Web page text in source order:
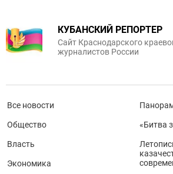
КУБАНСКИЙ РЕПОРТЕР
Сайт Краснодарского
журналистов России
Все новости
Общество
Власть
Экономика
«Битва